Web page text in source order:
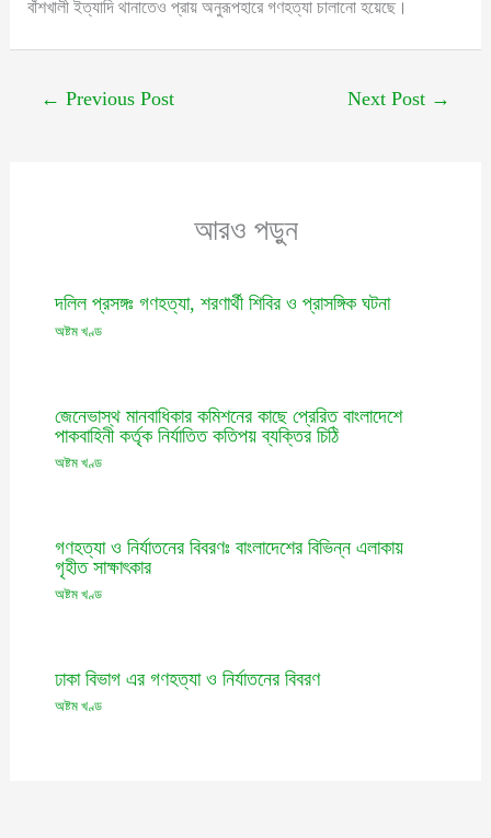
বাঁশখালী ইত্যাদি থানাতেও প্রায় অনুরূপহারে গণহত্যা চালানো হয়েছে।
← Previous Post Next Post →
আরও পড়ুন
দলিল প্রসঙ্গঃ গণহত্যা, শরণার্থী শিবির ও প্রাসঙ্গিক ঘটনা
অষ্টম খণ্ড
জেনেভাস্থ মানবাধিকার কমিশনের কাছে প্রেরিত বাংলাদেশে
পাকবাহিনী কর্তৃক নির্যাতিত কতিপয় ব্যক্তির চিঠি
অষ্টম খণ্ড
গণহত্যা ও নির্যাতনের বিবরণঃ বাংলাদেশের বিভিন্ন এলাকায়
গৃহীত সাক্ষাৎকার
অষ্টম খণ্ড
ঢাকা বিভাগ এর গণহত্যা ও নির্যাতনের বিবরণ
অষ্টম খণ্ড